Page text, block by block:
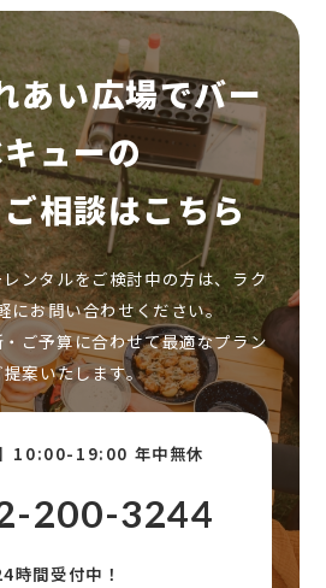
あい広場でバー
ューの
相談はこちら
ンタルをご検討中の方は、ラク
にお問い合わせください。
ご予算に合わせて最適なプラン
提案いたします。
】10:00-19:00 年中無休
200-3244
時間受付中！